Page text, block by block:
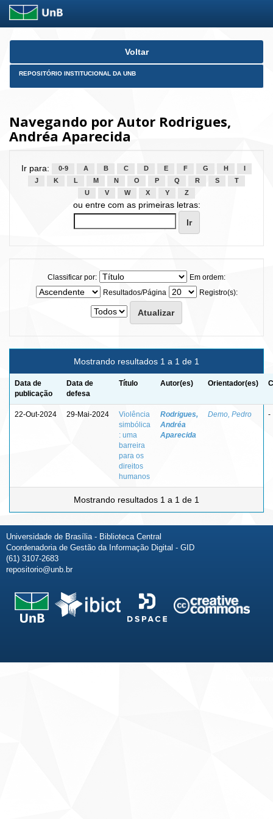
Skip
Voltar
REPOSITÓRIO INSTITUCIONAL DA UNB
Navegando por Autor Rodrigues,
Andréa Aparecida
Ir para: 0-9 A B C D E F G H
J
K L M N O P Q R S
T
U
V W X Y Z
ou entre com as primeiras letras:
Classificar por:
Em ordem:
Resultados/Página
Registro(s):
Mostrando resultados 1 a 1 de 1
Data de
publicação
Data de
defesa
Título Autor(es) Orientador(es)
22-Out-2024 29-Mai-2024
Violência
simbólica
: uma
barreira
para os
direitos
humanos
Rodrigues,
Andréa
Aparecida
Demo, Pedro -
Mostrando resultados 1 a 1 de 1
Universidade de Brasília - Biblioteca Central
Coordenadoria de Gestão da Informação Digital - GID
(61) 3107-2683
repositorio@unb.br